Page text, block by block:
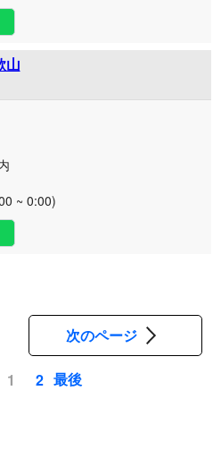
山
~ 0:00)
1 2
次のページ
最後